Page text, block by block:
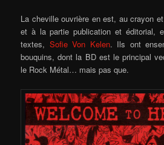
La cheville ouvrière en est, au crayon
et à la partie publication et éditorial,
textes, Sofie Von Kelen. Ils ont
bouquins, dont la BD est le principal
le Rock Métal… mais pas que.